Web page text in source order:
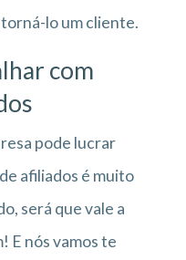
lo um cliente.
com
pode lucrar
afiliados é muito
será que vale a
E nós vamos te